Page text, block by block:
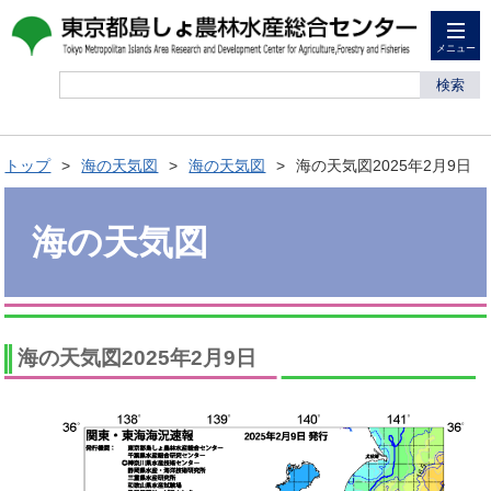
メニュー
検索
トップ 海の天気図 海の天気図 海の天気図2025年2月9日
海の天気図
海の天気図2025年2月9日